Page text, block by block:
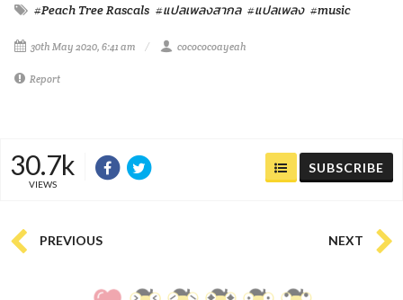
#Peach Tree Rascals #แปลเพลงสากล #แปลเพลง #music
30th May 2020, 6:41 am cocococoayeah
Report
30.7k
VIEWS
SUBSCRIBE
PREVIOUS NEXT